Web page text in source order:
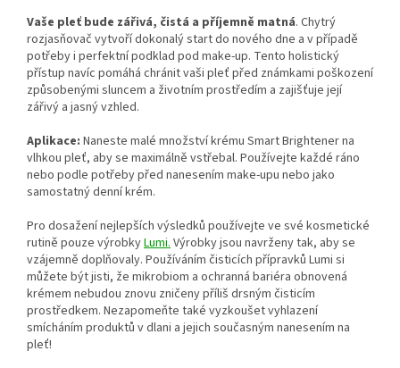
Vaše pleť bude zářivá, čistá a příjemně matná. Chytrý
rozjasňovač vytvoří dokonalý start do nového dne a v případě
potřeby i perfektní podklad pod make-up. Tento holistický
přístup navíc pomáhá chránit vaši pleť před známkami poškození
způsobenými sluncem a životním prostředím a zajišťuje její
zářivý a jasný vzhled.
Aplikace: Naneste malé množství krému Smart Brightener na
vlhkou pleť, aby se maximálně vstřebal. Používejte každé ráno
nebo podle potřeby před nanesením make-upu nebo jako
samostatný denní krém.
Pro dosažení nejlepších výsledků používejte ve své kosmetické
rutině pouze výrobkyLumi. Výrobky jsou navrženy tak, aby se
vzájemně doplňovaly. Používáním čisticích přípravků Lumi si
můžete být jisti, že mikrobiom a ochranná bariéra obnovená
krémem nebudou znovu zničeny příliš drsným čisticím
prostředkem. Nezapomeňte také vyzkoušet vyhlazení
smícháním produktů v dlani a jejich současným nanesením na
pleť!